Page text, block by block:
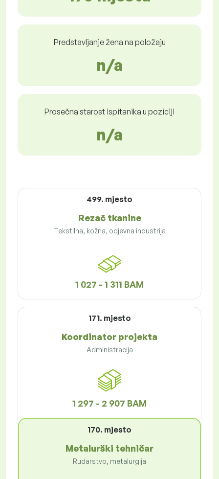
Predstavljanje žena na položaju
n/a
Prosečna starost ispitanika u poziciji
n/a
499. mjesto
Rezač tkanine
Tekstilna, kožna, odjevna industrija
1 027 - 1 311 BAM
171. mjesto
Koordinator projekta
Administracija
1 297 - 2 907 BAM
170. mjesto
Metalurški tehničar
Rudarstvo, metalurgija